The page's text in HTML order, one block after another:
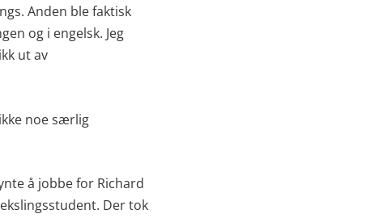
Anden ble faktisk
og i engelsk. Jeg
ut av
noe særlig
å jobbe for Richard
Der tok